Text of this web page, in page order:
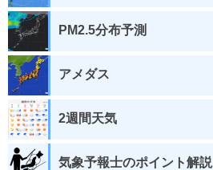
PM2.5分布予測
アメダス
2週間天気
気象予報士のポイント解説